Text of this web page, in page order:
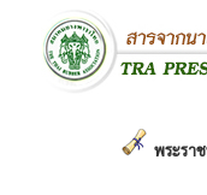
พระรา